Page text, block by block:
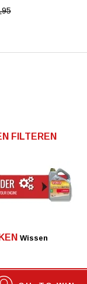
FILTEREN
Wissen